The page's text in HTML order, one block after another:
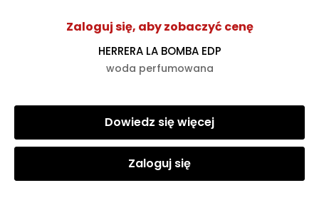
Zaloguj się, aby zobaczyć cenę
HERRERA LA BOMBA EDP
woda perfumowana
Dowiedz się więcej
Zaloguj się